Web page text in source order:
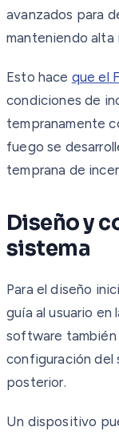
avanzados para
manteniendo alta
Esto hace que el
condiciones de
tempranamente
fuego se
temprana de
Diseño y
sistema
Para el diseño
guía al usuario en
software
configuración del
posterior.
Un dispositivo